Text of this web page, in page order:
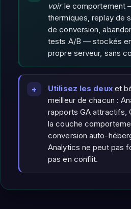
voirle comportement
thermiques, replay de
de conversion,
tests A/B — stockés
propre serveur, sans
Utilisez les deuxet
meilleur de chacun :
rapports GA attractifs,
la couche
conversion auto-
Analytics ne peut pas
pas en conflit.